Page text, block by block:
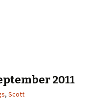
2011
, Scott